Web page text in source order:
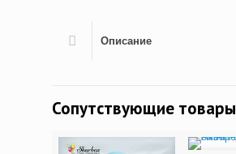
Описание
Сопутствующие товары